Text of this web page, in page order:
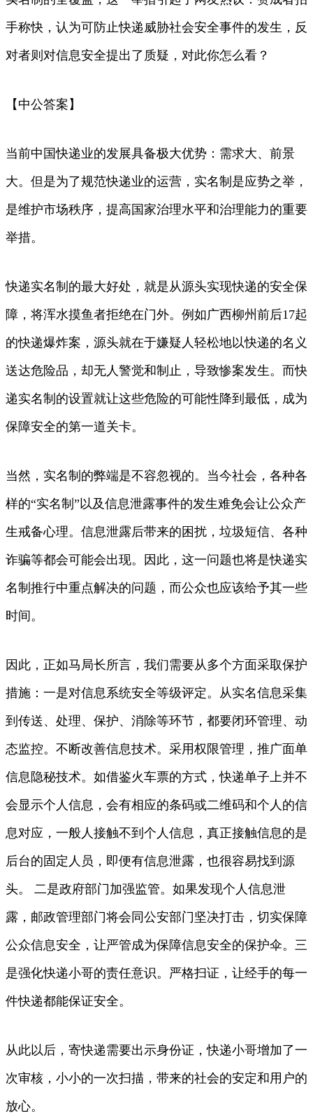
手称快，认为可防止快递威胁社会安全事件的发生，反
对者则对信息安全提出了质疑，对此你怎么看？
【中公答案】
当前中国快递业的发展具备极大优势：需求大、前景
大。但是为了规范快递业的运营，实名制是应势之举，
是维护市场秩序，提高国家治理水平和治理能力的重要
举措。
快递实名制的最大好处，就是从源头实现快递的安全保
障，将浑水摸鱼者拒绝在门外。例如广西柳州前后17起
的快递爆炸案，源头就在于嫌疑人轻松地以快递的名义
送达危险品，却无人警觉和制止，导致惨案发生。而快
递实名制的设置就让这些危险的可能性降到最低，成为
保障安全的第一道关卡。
当然，实名制的弊端是不容忽视的。当今社会，各种各
样的“实名制”以及信息泄露事件的发生难免会让公众产
生戒备心理。信息泄露后带来的困扰，垃圾短信、各种
诈骗等都会可能会出现。因此，这一问题也将是快递实
名制推行中重点解决的问题，而公众也应该给予其一些
时间。
因此，正如马局长所言，我们需要从多个方面采取保护
措施：一是对信息系统安全等级评定。从实名信息采集
到传送、处理、保护、消除等环节，都要闭环管理、动
态监控。不断改善信息技术。采用权限管理，推广面单
信息隐秘技术。如借鉴火车票的方式，快递单子上并不
会显示个人信息，会有相应的条码或二维码和个人的信
息对应，一般人接触不到个人信息，真正接触信息的是
后台的固定人员，即便有信息泄露，也很容易找到源
头。 二是政府部门加强监管。如果发现个人信息泄
露，邮政管理部门将会同公安部门坚决打击，切实保障
公众信息安全，让严管成为保障信息安全的保护伞。三
是强化快递小哥的责任意识。严格扫证，让经手的每一
件快递都能保证安全。
从此以后，寄快递需要出示身份证，快递小哥增加了一
次审核，小小的一次扫描，带来的社会的安定和用户的
放心。